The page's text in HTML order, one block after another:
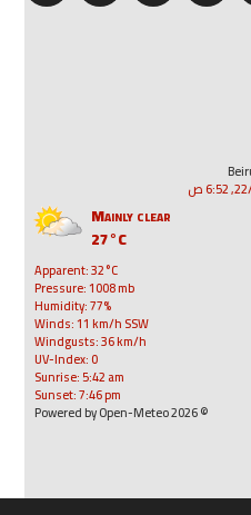
ص
Mainly clear
27°C
Apparent: 32°C
Pressure: 1008 mb
Humidity: 77%
Winds: 11 km/h SSW
Windgusts: 36 km/h
UV-Index: 0
Sunrise: 5:42 am
Sunset: 7:46 pm
© 2026 Powered by Open-Meteo